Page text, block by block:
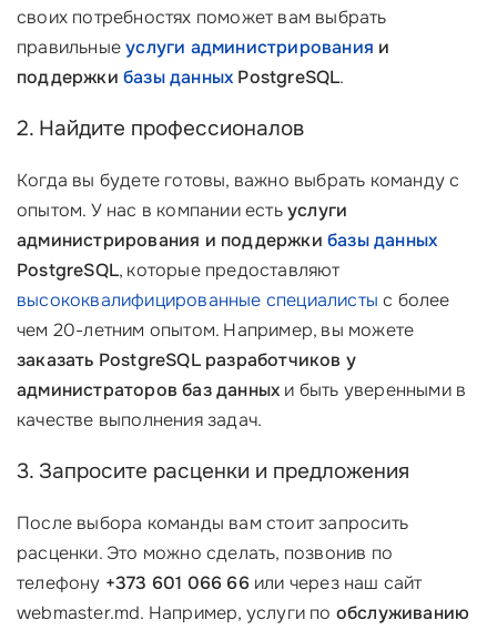
своих потребностях поможет вам выбрать
правильныеуслуги администрирования и
поддержки базы данных PostgreSQL.
2. Найдите профессионалов
Когда вы будете готовы, важно выбрать команду с
опытом. У нас в компании естьуслуги
администрирования и поддержки базы данных
PostgreSQL, которые предоставляют
высококвалифицированные специалисты с более
чем 20-летним опытом. Например, вы можете
заказать PostgreSQL разработчиков у
администраторов баз данных и быть уверенными в
качестве выполнения задач.
3. Запросите расценки и предложения
После выбора команды вам стоит запросить
расценки. Это можно сделать, позвонив по
телефону +373 601 066 66или через наш сайт
webmaster.md. Например, услуги по обслуживанию